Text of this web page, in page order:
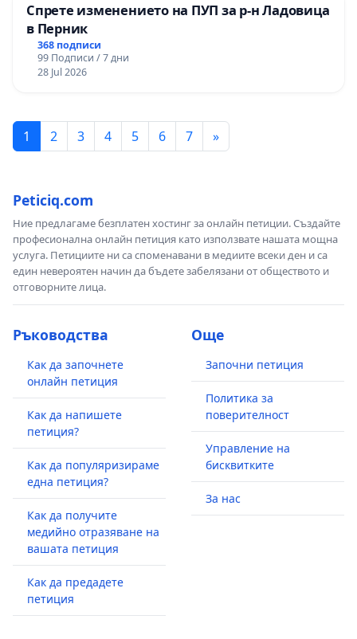
Спрете изменението на ПУП за р-н Ладовица
в Перник
368 подписи
99 Подписи / 7 дни
28 Jul 2026
1 2 3 4 5 6 7 »
Peticiq.com
Ние предлагаме безплатен хостинг за онлайн петиции. Създайте
професионална онлайн петиция като използвате нашата мощна
услуга. Петициите ни са споменавани в медиите всеки ден и са
един невероятен начин да бъдете забелязани от обществото и
отговорните лица.
Ръководства
Как да започнете
онлайн петиция
Как да напишете
петиция?
Как да популяризираме
една петиция?
Как да получите
медийно отразяване на
вашата петиция
Как да предадете
петиция
Още
Започни петиция
Политика за
поверителност
Управление на
бисквитките
За нас